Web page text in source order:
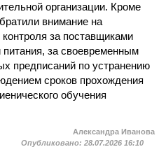
организации. Кроме
внимание на
за поставщиками
питания, за своевременным
предписаний по устранению
сроков прохождения
обучения
Александра Иванова
Опубликовано: 28.07.2026 16:10